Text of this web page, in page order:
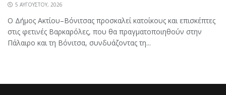
5 ΑΥΓΟΎΣΤΟΥ, 2026
Ο Δήμος Ακτίου–Βόνιτσας προσκαλεί κατοίκους και επισκέπτες
στις φετινές Βαρκαρόλες, που θα πραγματοποιηθούν στην
Πάλαιρο και τη Βόνιτσα, συνδυάζοντας τη...